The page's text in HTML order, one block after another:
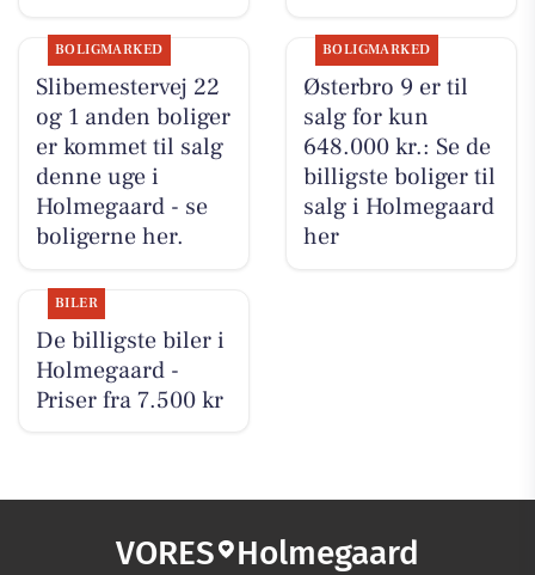
BOLIGMARKED
Slibemestervej 22
og 1 anden boliger
er kommet til salg
denne uge i
Holmegaard - se
boligerne her.
BOLIGMARKED
Østerbro 9 er til
salg for kun
648.000 kr.: Se de
billigste boliger til
salg i Holmegaard
her
BILER
De billigste biler i
Holmegaard -
Priser fra 7.500 kr
VORES Holmegaard